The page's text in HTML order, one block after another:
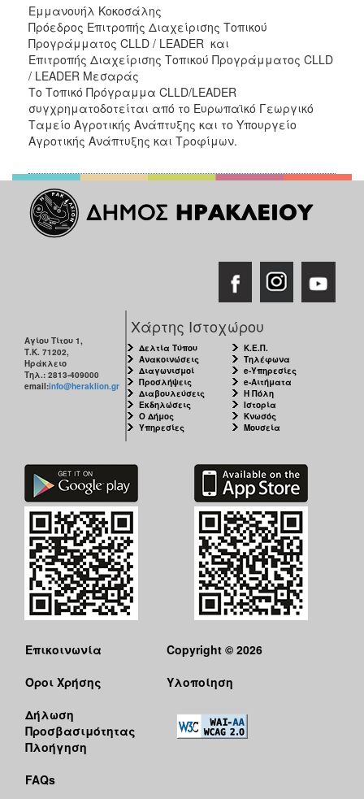
Εμμανουήλ Κοκοσάλης
Πρόεδρος Επιτροπής Διαχείρισης Τοπικού
Προγράμματος CLLD / LEADER και
Επιτροπής Διαχείρισης Τοπικού Προγράμματος CLLD
/ LEADER Μεσαράς
Το Τοπικό Πρόγραμμα CLLD/LEADER
συγχρηματοδοτείται από το Ευρωπαϊκό Γεωργικό
Ταμείο Αγροτικής Ανάπτυξης και το Υπουργείο
Αγροτικής Ανάπτυξης και Τροφίμων.
Αγίου Τίτου 1,
Τ.Κ. 71202,
Ηράκλειο
Τηλ.: 2813-409000
email:info@heraklion.gr
Χάρτης Ιστοχώρου
Δελτία Τύπου
Ανακοινώσεις
Διαγωνισμοί
Προσλήψεις
Διαβουλεύσεις
Εκδηλώσεις
Ο Δήμος
Υπηρεσίες
Κ.Ε.Π.
Τηλέφωνα
e-Υπηρεσίες
e-Αιτήματα
Η Πόλη
Ιστορία
Κνωσός
Μουσεία
Επικοινωνία
Όροι Χρήσης
Δήλωση
Προσβασιμότητας
Πλοήγηση
FAQs
Copyright © 2026
Υλοποίηση